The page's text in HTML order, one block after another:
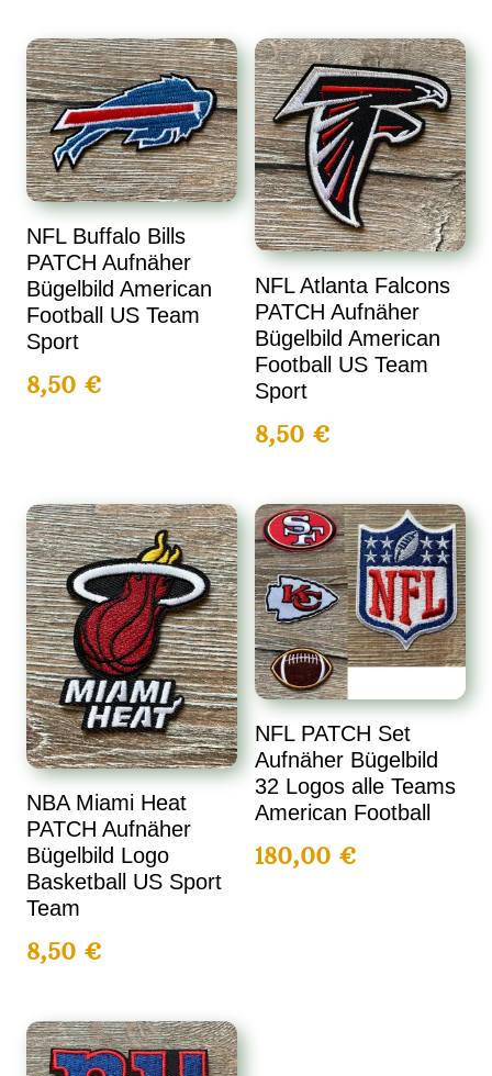
NFL Buffalo Bills
PATCH Aufnäher
Bügelbild American
Football US Team
Sport
8,50€
NFL Atlanta Falcons
PATCH Aufnäher
Bügelbild American
Football US Team
Sport
8,50 €
NBA Miami Heat
PATCH Aufnäher
Bügelbild Logo
Basketball US Sport
Team
8,50€
NFL PATCH Set
Aufnäher Bügelbild
32 Logos alle Teams
American Football
180,00 €